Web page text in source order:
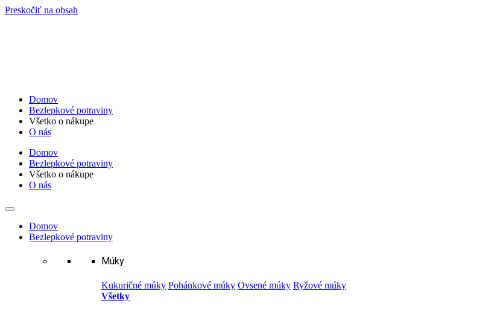
Preskočiť na obsah
Domov
Bezlepkové potraviny
Všetko o nákupe
O nás
Domov
Bezlepkové potraviny
Všetko o nákupe
O nás
Domov
Bezlepkové potraviny
Múky
Kukuričné múky Pohánkové múky Ovsené múky Ryžové múky
Všetky